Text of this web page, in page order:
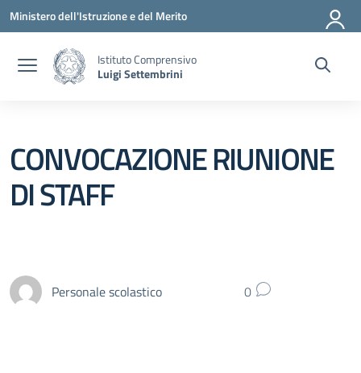
Vai ai contenuti
Vai al menu di navigazione
Vai al footer
Ministero dell'Istruzione e del Merito
Istituto Comprensivo
Luigi Settembrini
CONVOCAZIONE RIUNIONE
DI STAFF
Personale scolastico 0